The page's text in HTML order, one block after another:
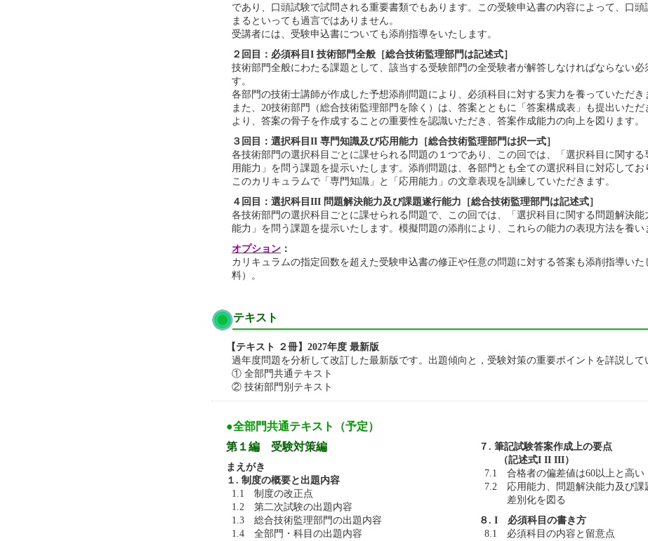
であり、口頭試験で試問される重要書類でもあります。この受験申込書の内容によって、口頭
まるといっても過言ではありません。
受講者には、受験申込書についても添削指導をいたします。
２回目：必須科目I 技術部門全般［総合技術監理部門は記述式］
技術部門全般にわたる課題として、該当する受験部門の全受験者が解答しなければならない必
す。
各部門の技術士講師が作成した予想添削問題により、必須科目に対する実力を養っていただき
また、20技術部門（総合技術監理部門を除く）は、答案とともに「答案構成表」も提出いただ
より、答案の骨子を作成することの重要性を認識いただき、答案作成能力の向上を図ります。
３回目：選択科目II 専門知識及び応用能力［総合技術監理部門は択一式］
各技術部門の選択科目ごとに課せられる問題の１つであり、この回では、「選択科目に関する
用能力」を問う課題を提示いたします。添削問題は、各部門とも全ての選択科目に対応してお
このカリキュラムで「専門知識」と「応用能力」の文章表現を訓練していただきます。
４回目：選択科目III 問題解決能力及び課題遂行能力［総合技術監理部門は記述式］
各技術部門の選択科目ごとに課せられる問題で、この回では、「選択科目に関する問題解決能
能力」を問う課題を提示いたします。模擬問題の添削により、これらの能力の表現方法を養い
オプション ：
カリキュラムの指定回数を超えた受験申込書の修正や任意の問題に対する答案も添削指導いた
料）。
テキスト
【テキスト ２冊】2027年度 最新版
過年度問題を分析して改訂した最新版です。出題傾向と，受験対策の重要ポイントを詳説して
① 全部門共通テキスト
② 技術部門別テキスト
●全部門共通テキスト（予定）
第１編 受験対策編
まえがき
１. 制度の概要と出題内容
1.1 制度の改正点
1.2 第二次試験の出題内容
1.3 総合技術監理部門の出題内容
1.4 全部門・科目の出題内容
７. 筆記試験答案作成上の要点
（記述式I II III）
7.1 合格者の偏差値は60以上と高い
7.2 応用能力、問題解決能力及び課
差別化を図る
８. I 必須科目の書き方
8.1 必須科目の内容と留意点